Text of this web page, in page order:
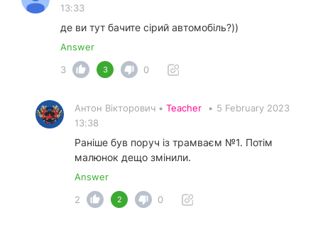
13:33
де ви тут бачите сірий автомобіль?))
Answer
3
3 0
Антон Вікторович • Teacher • 5 February 2023
13:38
Раніше був поруч із трамваєм №1. Потім
малюнок дещо змінили.
Answer
2
2 0